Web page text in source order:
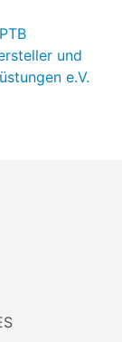
und
e.V.